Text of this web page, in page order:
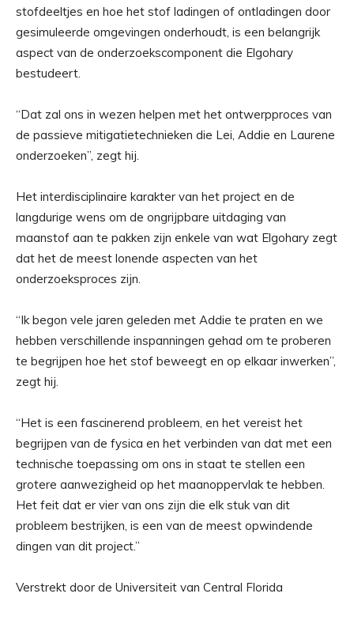
stofdeeltjes en hoe het stof ladingen of ontladingen door
gesimuleerde omgevingen onderhoudt, is een belangrijk
aspect van de onderzoekscomponent die Elgohary
bestudeert.
“Dat zal ons in wezen helpen met het ontwerpproces van
de passieve mitigatietechnieken die Lei, Addie en Laurene
onderzoeken”, zegt hij.
Het interdisciplinaire karakter van het project en de
langdurige wens om de ongrijpbare uitdaging van
maanstof aan te pakken zijn enkele van wat Elgohary zegt
dat het de meest lonende aspecten van het
onderzoeksproces zijn.
“Ik begon vele jaren geleden met Addie te praten en we
hebben verschillende inspanningen gehad om te proberen
te begrijpen hoe het stof beweegt en op elkaar inwerken”,
zegt hij.
“Het is een fascinerend probleem, en het vereist het
begrijpen van de fysica en het verbinden van dat met een
technische toepassing om ons in staat te stellen een
grotere aanwezigheid op het maanoppervlak te hebben.
Het feit dat er vier van ons zijn die elk stuk van dit
probleem bestrijken, is een van de meest opwindende
dingen van dit project.”
Verstrekt door de Universiteit van Central Florida